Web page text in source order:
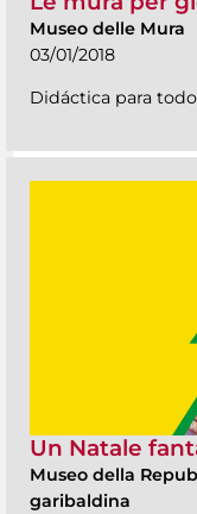
Museo delle Mura
03/01/2018
Didáctica para
Un Natale
Museo della
garibaldina